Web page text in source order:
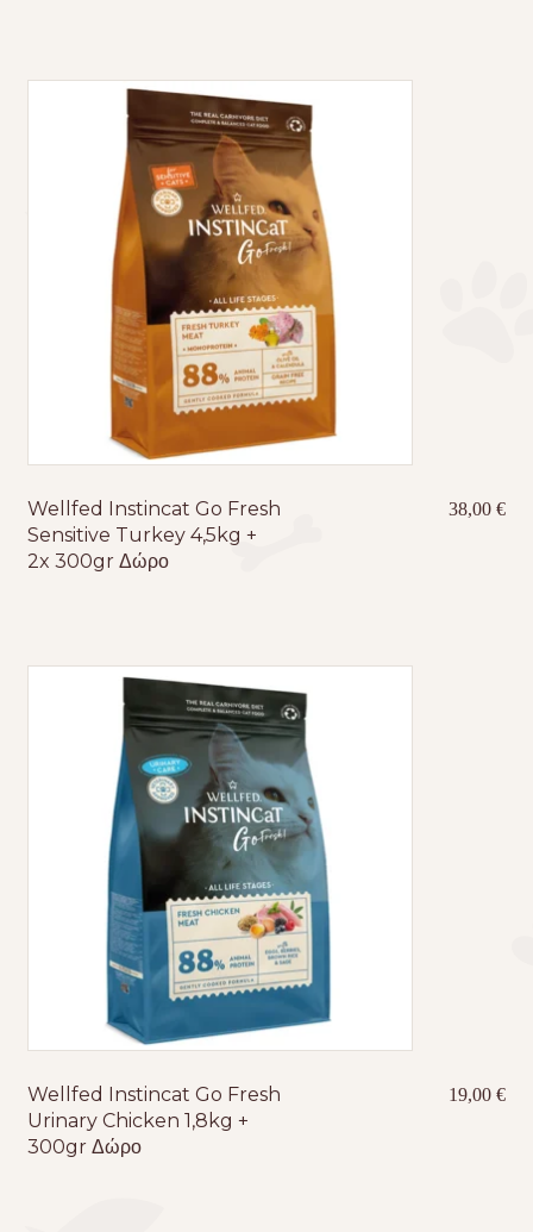
Wellfed Instincat Go Fresh
Sensitive Turkey 4,5kg +
2x 300gr Δώρο
38,00€
Wellfed Instincat Go Fresh
Urinary Chicken 1,8kg +
300gr Δώρο
19,00€